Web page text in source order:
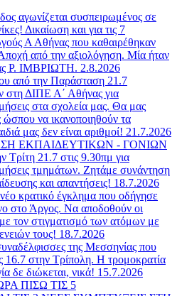
αγωνίζεται συσπειρωμένος σε
Δικαίωση και για τις 7
Α Αθήνας που καθαιρέθηκαν
από την αξιολόγηση. Μία ήταν
Ρ. ΙΜΒΡΙΩΤΗ. 2.8.2026
από την Παράσταση 21.7
στη ΔΙΠΕ Α΄ Αθήνας για
στα σχολεία μας. Θα μας
να ικανοποιηθούν τα
μας δεν είναι αριθμοί! 21.7.2026
ΕΚΠΑΙΔΕΥΤΙΚΩΝ - ΓΟΝΙΩΝ
21.7 στις 9.30πμ για
τμημάτων. Ζητάμε συνάντηση
και απαντήσεις! 18.7.2026
κρατικό έγκλημα που οδήγησε
στο Άργος. Να αποδοθούν οι
τον στιγματισμό των ατόμων με
τους! 18.7.2026
της Μεσσηνίας που
16.7 στην Τρίπολη. Η τρομοκρατία
δε διώκεται, νικά! 15.7.2026
ΠΙΣΩ ΤΙΣ 5